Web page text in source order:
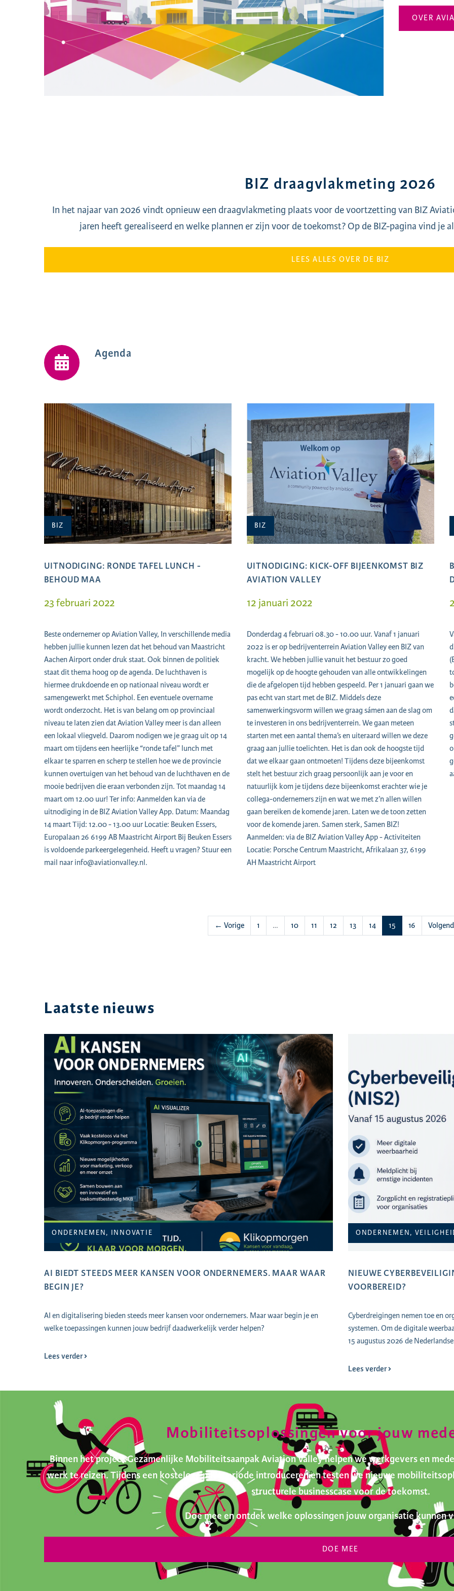
OVER
BIZ draagvlakmeting 2026
In het najaar van 2026 vindt opnieuw een draagvlakmeting plaats voor de voortzetting van BIZ
jaren heeft gerealiseerd en welke plannen er zijn voor de toekomst? Op de BIZ-pagina vind
LEES ALLES OVER DE BIZ
Agenda
BIZ
UITNODIGING: RONDE TAFEL LUNCH -
BEHOUD MAA
23 februari 2022
Beste ondernemer op Aviation Valley, In verschillende media
hebben jullie kunnen lezen dat het behoud van Maastricht
Aachen Airport onder druk staat. Ook binnen de politiek
staat dit thema hoog op de agenda. De luchthaven is
hiermee drukdoende en op nationaal niveau wordt er
samengewerkt met Schiphol. Een eventuele overname
wordt onderzocht. Het is van belang om op provinciaal
niveau te laten zien dat Aviation Valley meer is dan alleen
een lokaal vliegveld. Daarom nodigen we je graag uit op 14
maart om tijdens een heerlijke “ronde tafel” lunch met
elkaar te sparren en scherp te stellen hoe we de provincie
kunnen overtuigen van het behoud van de luchthaven en de
mooie bedrijven die eraan verbonden zijn. Tot maandag 14
maart om 12.00 uur! Ter info: Aanmelden kan via de
uitnodiging in de BIZ Aviation Valley App. Datum: Maandag
14 maart Tijd: 12.00 - 13.00 uur Locatie: Beuken Essers,
Europalaan 26 6199 AB Maastricht Airport Bij Beuken Essers
is voldoende parkeergelegenheid. Heeft u vragen? Stuur een
mail naar info@aviationvalley.nl.
BIZ
UITNODIGING: KICK-OFF BIJEENKOMST BIZ
AVIATION VALLEY
12 januari 2022
Donderdag 4 februari 08.30 - 10.00 uur. Vanaf 1 januari
2022 is er op bedrijventerrein Aviation Valley een BIZ van
kracht. We hebben jullie vanuit het bestuur zo goed
mogelijk op de hoogte gehouden van alle ontwikkelingen
die de afgelopen tijd hebben gespeeld. Per 1 januari gaan we
pas echt van start met de BIZ. Middels deze
samenwerkingsvorm willen we graag sámen aan de slag om
te investeren in ons bedrijventerrein. We gaan meteen
starten met een aantal thema’s en uiteraard willen we deze
graag aan jullie toelichten. Het is dan ook de hoogste tijd
dat we elkaar gaan ontmoeten! Tijdens deze bijeenkomst
stelt het bestuur zich graag persoonlijk aan je voor en
natuurlijk kom je tijdens deze bijeenkomst erachter wie je
collega-ondernemers zijn en wat we met z’n allen willen
gaan bereiken de komende jaren. Laten we de toon zetten
voor de komende jaren. Samen sterk, Samen BIZ!
Aanmelden: via de BIZ Aviation Valley App - Activiteiten
Locatie: Porsche Centrum Maastricht, Afrikalaan 37, 6199
AH Maastricht Airport
← Vorige 1 … 10 11 12 13 14 15(huidige)
16
Laatste nieuws
ONDERNEMEN, INNOVATIE
AI BIEDT STEEDS MEER KANSEN VOOR ONDERNEMERS. MAAR WAAR
BEGIN JE?
AI en digitalisering bieden steeds meer kansen voor ondernemers. Maar waar begin je en
welke toepassingen kunnen jouw bedrijf daadwerkelijk verder helpen?
Lees verder
ONDERNEMEN,
NIEUWE
VOORBEREID?
Cyberdreigingen nemen toe en
systemen. Om de digitale
15 augustus 2026 de
Lees verder
Mobiliteitsoplossingen voor jouw
Binnen het project Gezamenlijke Mobiliteitsaanpak Aviation Valley helpen we werkgevers en
werk te reizen. Tijdens een kosteloze pilotperiode introduceren en testen we nieuwe
structurele businesscase voor de toekomst.
Doe mee en ontdek welke oplossingen jouw organisatie kunnen
DOE MEE